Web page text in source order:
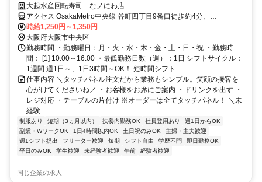
の自由シフト☆社割も有♪
大起水産回転寿司 なノにわ店
アクセス OsakaMetro中央線 谷町四丁目9番口徒歩約4分、
OsakaMetro谷町線 谷町四丁目5番口徒歩約6分、OsakaMetro長堀鶴
見緑地線 森ノ宮1番口徒歩約10分
時給1,250円～1,350円
大阪府大阪市中央区
勤務時間 ・勤務曜日：月・火・水・木・金・土・日・祝 ・勤務時
間： [1] 10:00～16:00 ・最低勤務日数（週）：1日 シフトサイクル：
1週間 週1日～、1日3時間～OK！ 短時間シフト...
仕事内容 ＼タッチパネル注文だから業務もシンプル。笑顔の接客を
心がけてくださいね／ ・お客様をお席にご案内 ・ドリンクを出す ・
レジ対応 ・テーブルの片付け ※オーダーは全てタッチパネル！ ＼未
経験...
制服あり 短期（3ヵ月以内） 扶養内勤務OK 社員登用あり
週1日からOK
副業・WワークOK
1日4時間以内OK 土日祝のみOK
主婦・主夫歓迎
週1シフト提出
フリーター歓迎 短期 シフト自由 学歴不問
即日勤務OK
平日のみOK
学生歓迎 未経験者歓迎 午前 経験者歓迎
同じ企業の求人